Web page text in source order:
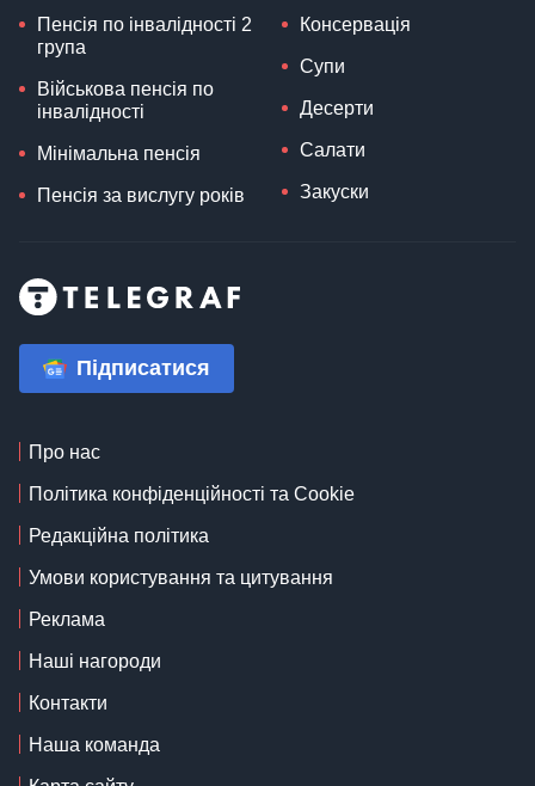
Пенсія по інвалідності 2
група
Військова пенсія по
інвалідності
Мінімальна пенсія
Пенсія за вислугу років
Консервація
Супи
Десерти
Салати
Закуски
Підписатися
Про нас
Політика конфіденційності та Cookie
Редакційна політика
Умови користування та цитування
Реклама
Наші нагороди
Контакти
Наша команда